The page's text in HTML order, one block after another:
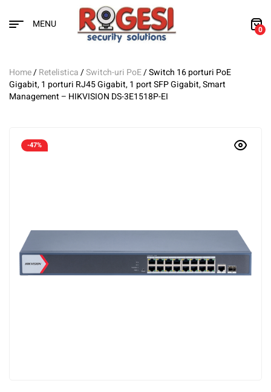
MENU 0
Home/Retelistica/Switch-uri PoE/ Switch 16 porturi PoE
Gigabit, 1 porturi RJ45 Gigabit, 1 port SFP Gigabit, Smart
Management – HIKVISION DS-3E1518P-EI
-47%